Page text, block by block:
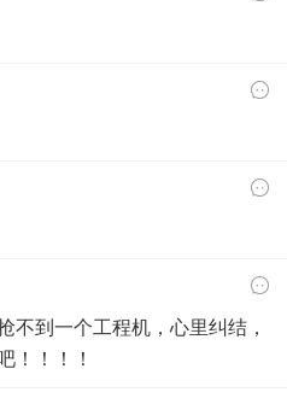
不到一个工程机，心里纠结，
！！！！​